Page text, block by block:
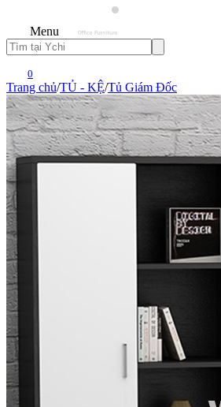
Menu
0
Trang chủ/TỦ - KỆ/Tủ Giám Đốc